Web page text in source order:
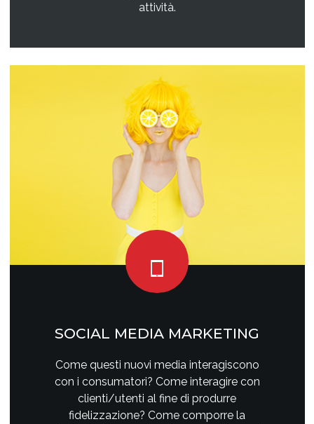
attività.
SOCIAL MEDIA MARKETING
Come questi nuovi media interagiscono
con i consumatori? Come interagire con
clienti/utenti al fine di produrre
fidelizzazione? Come comporre la